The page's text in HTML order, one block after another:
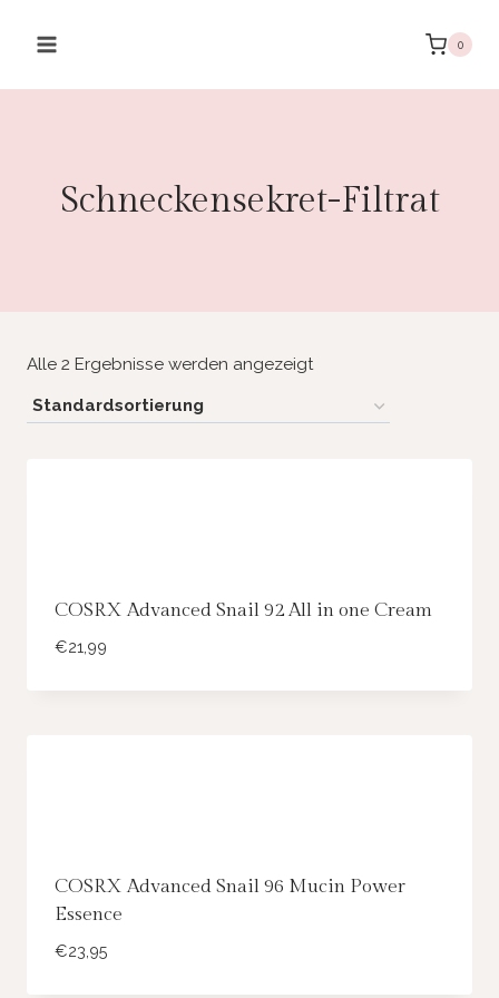
Inhalt
0
Schneckensekret-Filtrat
Alle 2 Ergebnisse werden angezeigt
COSRX Advanced Snail 92 All in one Cream
€21,99
COSRX Advanced Snail 96 Mucin Power
Essence
€23,95